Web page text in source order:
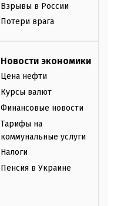
Взрывы в России
Потери врага
Новости экономики
Цена нефти
Курсы валют
Финансовые новости
Тарифы на
коммунальные услуги
Налоги
Пенсия в Украине